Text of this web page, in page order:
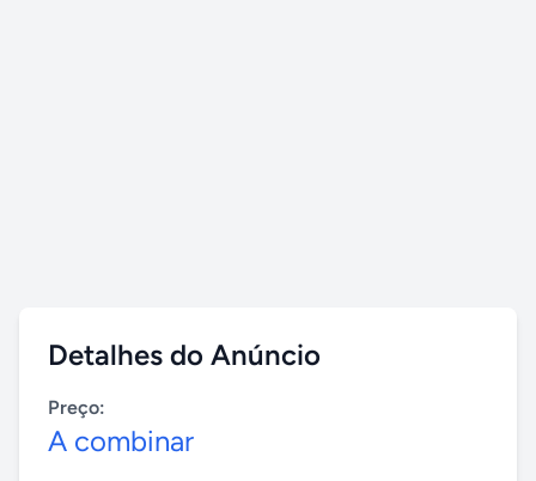
Detalhes do Anúncio
Preço:
A combinar